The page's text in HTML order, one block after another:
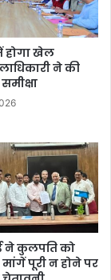
होगा खेल
ने की
कुलपति को
मांगें पूरी न होने पर